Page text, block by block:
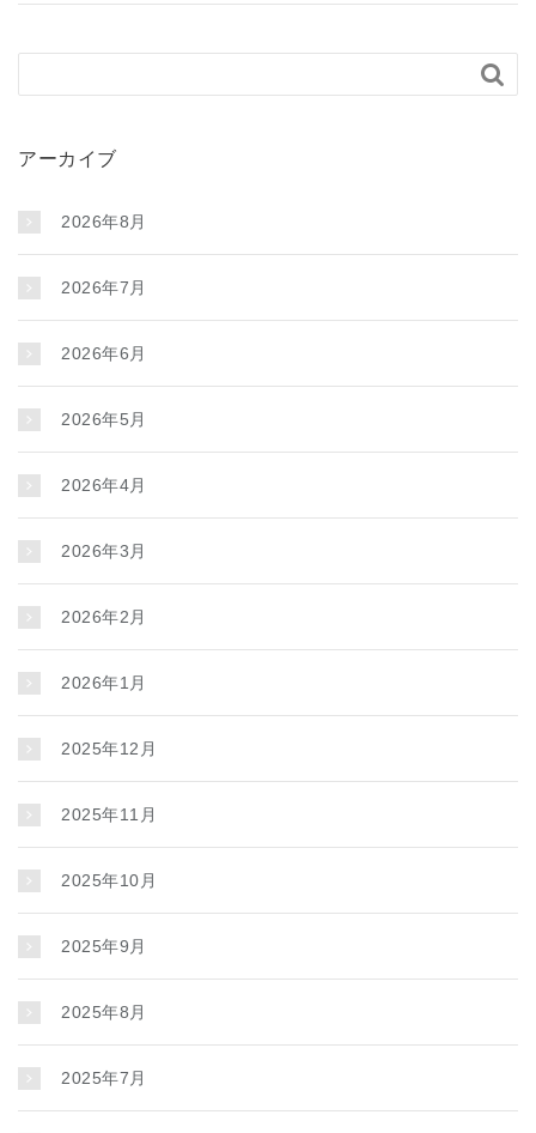

アーカイブ
2026年8月
2026年7月
2026年6月
2026年5月
2026年4月
2026年3月
2026年2月
2026年1月
2025年12月
2025年11月
2025年10月
2025年9月
2025年8月
2025年7月